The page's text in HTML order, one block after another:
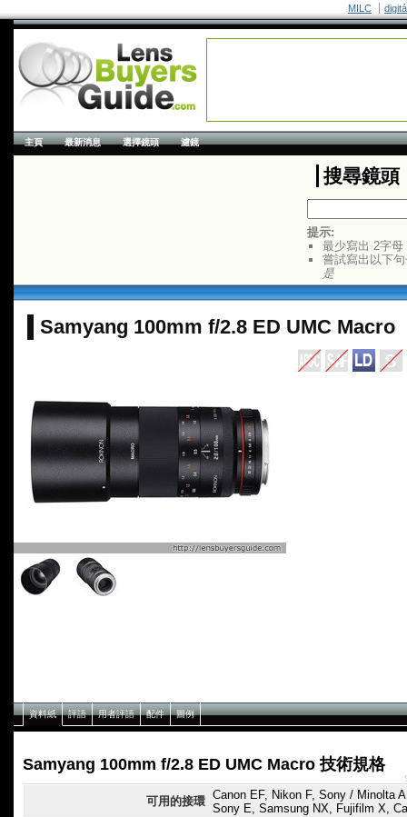
MILC
主頁 最新消息 選擇鏡頭 濾鏡
搜尋鏡頭
提示:
最少寫出 2字母
嘗試寫出以下
是
Samyang 100mm f/2.8 ED UMC Macro
資料紙 評語 用者評語 配件 圖例
Samyang 100mm f/2.8 ED UMC Macro 技術規格
可用的接環 Canon EF, Nikon F, Sony / Minolta
Sony E, Samsung NX, Fujifilm X,